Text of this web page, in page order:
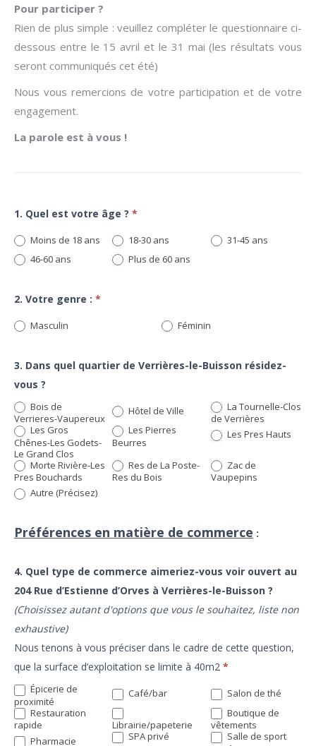
Pour participer ?
Rien de plus simple : veuillez compléter le questionnaire ci-
dessous entre le 15 avril et le 31 mai (les résultats vous
seront communiqués cet été)
Nous vous remercions de votre participation et de votre
engagement.
La parole est à vous !
commerce
1. Quel est votre âge ? *
Moins de 18 ans 18-30 ans
31-45 ans
46-60 ans
Plus de 60 ans
2. Votre genre : *
Masculin Féminin
3. Dans quel quartier de Verrières-le-Buisson résidez-
vous ?
Bois de
Verrieres-Vaupereux
Hôtel de Ville
La Tournelle-Clos
de Verrières
Les Gros
Chênes-Les Godets-
Le Grand Clos
Les Pierres
Beurres
Les Pres Hauts
Morte Rivière-Les
Pres Bouchards
Res de La Poste-
Res du Bois
Zac de
Vaupepins
Autre (Précisez)(Précisez)
Préférences en matière de commerce :
4. Quel type de commerce aimeriez-vous voir ouvert au
204 Rue d’Estienne d’Orves à Verrières-le-Buisson ?
(Choisissez autant d'options que vous le souhaitez, liste non
exhaustive)
Nous tenons à vous préciser dans le cadre de cette question,
que la surface d’exploitation se limite à 40m2 *
Épicerie de
proximité
Café/bar
Salon de thé
Restauration
rapide
Librairie/papeterie
Boutique de
vêtements
Pharmacie
SPA privé
Salle de sport